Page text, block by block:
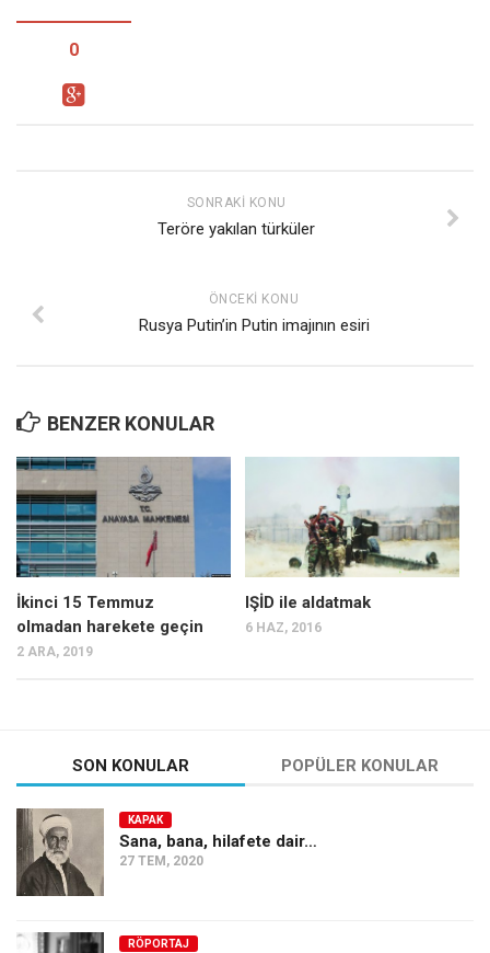
0
SONRAKI KONU
Teröre yakılan türküler
ÖNCEKI KONU
Rusya Putin’in Putin imajının esiri
BENZER KONULAR
İkinci 15 Temmuz
olmadan harekete geçin
2 ARA, 2019
IŞİD ile aldatmak
6 HAZ, 2016
SON KONULAR POPÜLER KONULAR
KAPAK
Sana, bana, hilafete dair…
27 TEM, 2020
RÖPORTAJ